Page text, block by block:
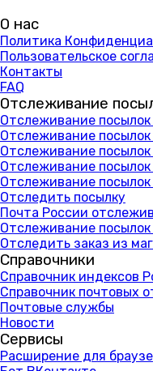
О нас
Политика
Пользовательское
Контакты
FAQ
Отслеживание
Отслеживание
Отслеживание посылок
Отслеживание посылок
Отслеживание посылок
Отслеживание посылок
Отследить посылку
Почта России
Отслеживание
Отследить заказ из
Справочники
Справочник индексов
Справочник почтовых
Почтовые службы
Новости
Сервисы
Расширение для